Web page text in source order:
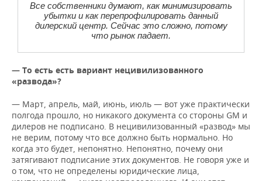
Все собственники думают, как минимизировать
убытки и как перепрофилировать данный
дилерский центр. Сейчас это сложно, потому
что рынок падает.
— То есть есть вариант нецивилизованного
«развода»?
— Март, апрель, май, июнь, июль — вот уже практически
полгода прошло, но никакого документа со стороны GM и
дилеров не подписано. В нецивилизованный «развод» мы
не верим, потому что все должно быть нормально. Но
когда это будет, непонятно. Непонятно, почему они
затягивают подписание этих документов. Не говоря уже и
о том, что не определены юридические лица,